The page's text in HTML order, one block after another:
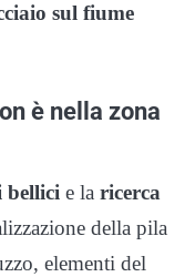
sul fiume
è nella zona
bellici e la ricerca
della pila
elementi del